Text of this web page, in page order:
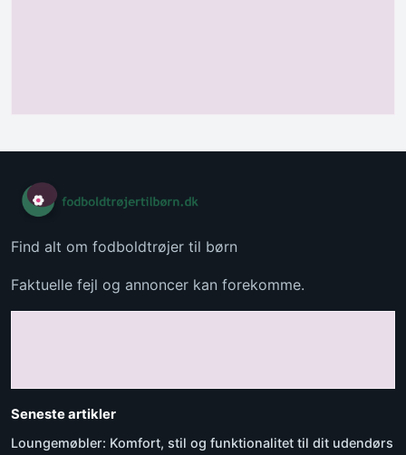
Find alt om fodboldtrøjer til børn
Faktuelle fejl og annoncer kan forekomme.
Seneste artikler
Loungemøbler: Komfort, stil og funktionalitet til dit udendørs